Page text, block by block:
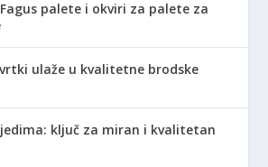
palete i okviri za palete za
ulaže u kvalitetne brodske
ključ za miran i kvalitetan